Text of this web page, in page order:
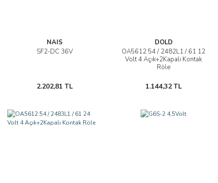
NAIS
SF2-DC 36V
2.202,81 TL
DOLD
OA5612.54 / 2482L1 / 61 12
Volt 4 Açık+2Kapalı Kontak
Röle
1.144,32 TL